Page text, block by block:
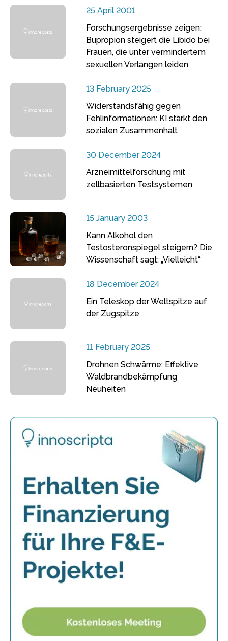
25 April 2001
Forschungsergebnisse zeigen:
Bupropion steigert die Libido bei
Frauen, die unter vermindertem
sexuellen Verlangen leiden
13 February 2025
Widerstandsfähig gegen
Fehlinformationen: KI stärkt den
sozialen Zusammenhalt
30 December 2024
Arzneimittelforschung mit
zellbasierten Testsystemen
15 January 2003
Kann Alkohol den
Testosteronspiegel steigern? Die
Wissenschaft sagt: „Vielleicht“
18 December 2024
Ein Teleskop der Weltspitze auf
der Zugspitze
11 February 2025
Drohnen Schwärme: Effektive
Waldbrandbekämpfung
Neuheiten